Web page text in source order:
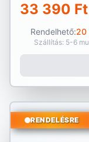
33 390 Ft
Rendelhető:20
Szállítás: 5-6
RENDELÉSRE